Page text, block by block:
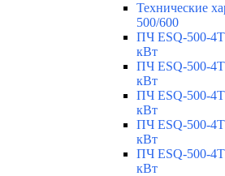
Технические
500/600
ПЧ ESQ-500-
кВт
ПЧ ESQ-500-
кВт
ПЧ ESQ-500-
кВт
ПЧ ESQ-500-
кВт
ПЧ ESQ-500-
кВт